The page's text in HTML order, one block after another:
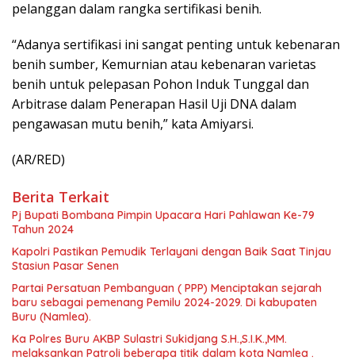
pelanggan dalam rangka sertifikasi benih.
“Adanya sertifikasi ini sangat penting untuk kebenaran
benih sumber, Kemurnian atau kebenaran varietas
benih untuk pelepasan Pohon Induk Tunggal dan
Arbitrase dalam Penerapan Hasil Uji DNA dalam
pengawasan mutu benih,” kata Amiyarsi.
(AR/RED)
Berita Terkait
Pj Bupati Bombana Pimpin Upacara Hari Pahlawan Ke-79
Tahun 2024
Kapolri Pastikan Pemudik Terlayani dengan Baik Saat Tinjau
Stasiun Pasar Senen
Partai Persatuan Pembanguan ( PPP) Menciptakan sejarah
baru sebagai pemenang Pemilu 2024-2029. Di kabupaten
Buru (Namlea).
Ka Polres Buru AKBP Sulastri Sukidjang S.H.,S.I.K.,MM.
melaksankan Patroli beberapa titik dalam kota Namlea .